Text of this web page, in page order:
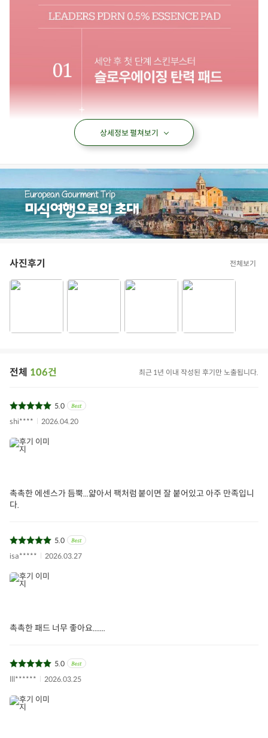
상세정보 펼쳐보기
3/4
사진후기 전체보기
전체 106건 최근 1년 이내 작성된 후기만 노출됩니다.
5.0
shi****
2026.04.20
촉촉한 에센스가 듬뿍...얇아서 팩처럼 붙이면 잘 붙어있고 아주 만족입니
다.
5.0
isa*****
2026.03.27
촉촉한 패드 너무 좋아요.......
5.0
lll******
2026.03.25